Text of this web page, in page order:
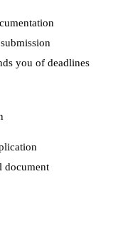
you of deadlines
document